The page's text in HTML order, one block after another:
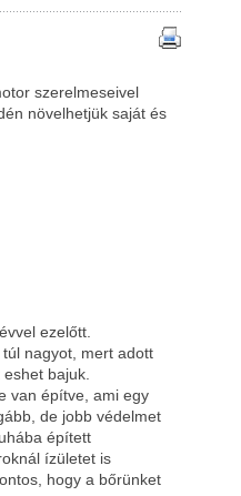
szerelmeseivel
növelhetjük saját és
ezelőtt.
nagyot, mert adott
bajuk.
van építve, ami egy
de jobb védelmet
épített
ízületet is
hogy a bőrünket